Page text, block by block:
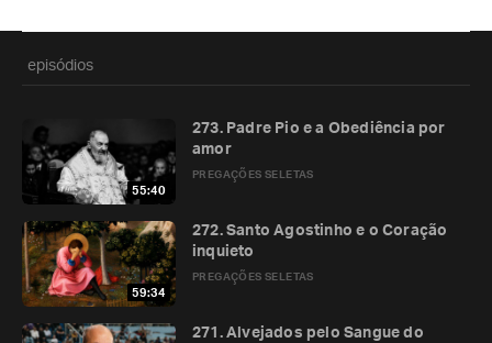
episódios
55:40
PREGAÇÕES SELETAS
273. Padre Pio e a Obediência por
amor
59:34
PREGAÇÕES SELETAS
272. Santo Agostinho e o Coração
inquieto
271. Alvejados pelo Sangue do